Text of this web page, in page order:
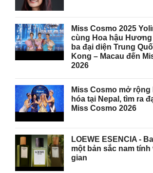
Miss Cosmo 2025
cùng Hoa hậu Hương
ba đại diện Trung
Kong – Macau đến
2026
Miss Cosmo mở rộng
hóa tại Nepal, tìm ra
Miss Cosmo 2026
LOEWE ESENCIA -
một bản sắc nam
gian